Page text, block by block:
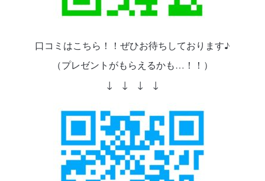
口コミはこちら！！ぜひお待ちしております♪
（プレゼントがもらえるかも…！！）
↓ ↓ ↓ ↓